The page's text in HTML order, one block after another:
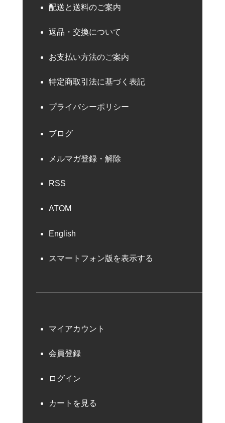
配送と送料のご案内
返品・交換について
お支払い方法のご案内
特定商取引法に基づく表記
プライバシーポリシー
ブログ
メルマガ登録・解除
RSS
ATOM
English
スマートフォン版を表示する
マイアカウント
会員登録
ログイン
カートを見る